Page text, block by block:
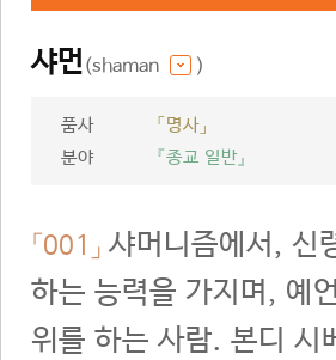
샤먼(shaman )
품사
「명사」
분야
『종교 일반』
「001」 샤머니즘에서, 신
하는 능력을 가지며, 예
위를 하는 사람. 본디 시